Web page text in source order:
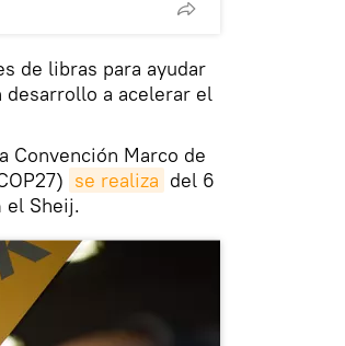
de libras para ayudar
a acelerar el
Convención Marco de
se realiza del 6
el Sheij.